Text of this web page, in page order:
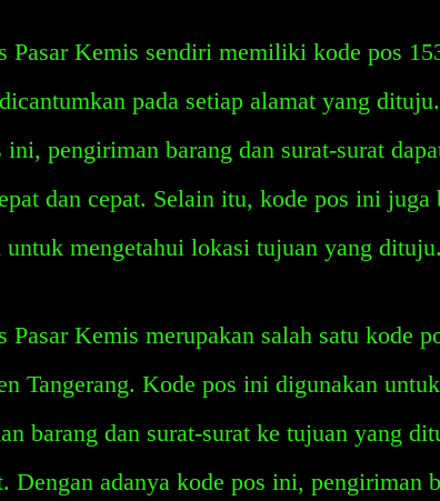
Pasar Kemis sendiri memiliki kode pos
pada setiap alamat yang
ini, pengiriman barang dan surat-surat
dan cepat. Selain itu, kode pos ini juga
mengetahui lokasi tujuan yang dituju.
Pasar Kemis merupakan salah satu kode
Tangerang. Kode pos ini digunakan
barang dan surat-surat ke tujuan yang
Dengan adanya kode pos ini, pengiriman